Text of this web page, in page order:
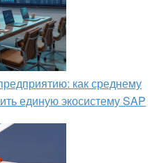
как среднему
единую экосистему SAP